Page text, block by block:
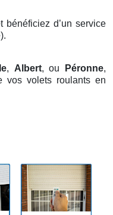
bénéficiez d’un service
, Albert, ou Péronne,
vos volets roulants en